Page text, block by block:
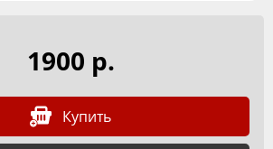
1900 р.
Купить